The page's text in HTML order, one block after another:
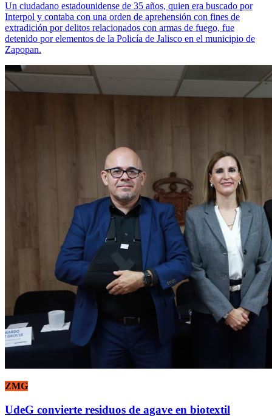
Un ciudadano estadounidense de 35 años, quien era buscado por
Interpol y contaba con una orden de aprehensión con fines de
extradición por delitos relacionados con armas de fuego, fue
detenido por elementos de la Policía de Jalisco en el municipio de
Zapopan.
ZMG
UdeG convierte residuos de agave en biotextil